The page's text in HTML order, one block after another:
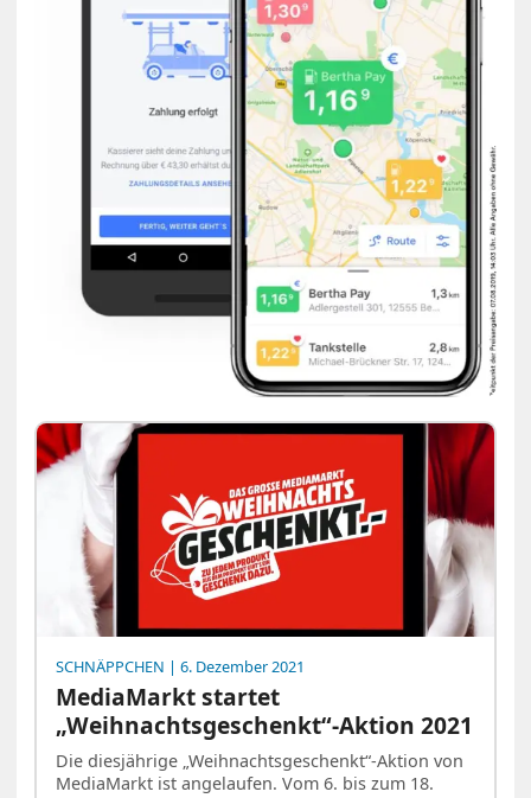
SCHNÄPPCHEN | 6. Dezember 2021
MediaMarkt startet
„Weihnachtsgeschenkt“-Aktion 2021
Die diesjährige „Weihnachtsgeschenkt“-Aktion von
MediaMarkt ist angelaufen. Vom 6. bis zum 18.